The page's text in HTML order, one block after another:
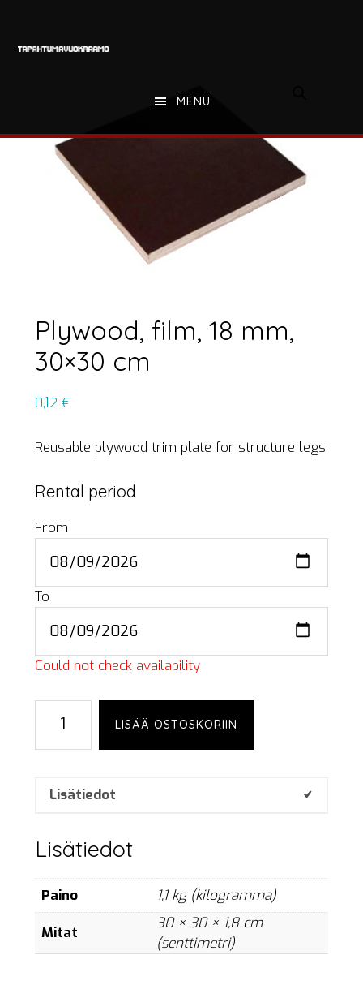
sivupalkkiin
MENU
Plywood, film, 18 mm,
30×30 cm
0,12 €
Reusable plywood trim plate for structure legs
Rental period
From
To
Could not check availability
18
30x30
LISÄÄ OSTOSKORIIN
Lisätiedot
Lisätiedot
Paino
1,1 kg (kilogramma)
Mitat
30 × 30 × 1,8 cm
(senttimetri)